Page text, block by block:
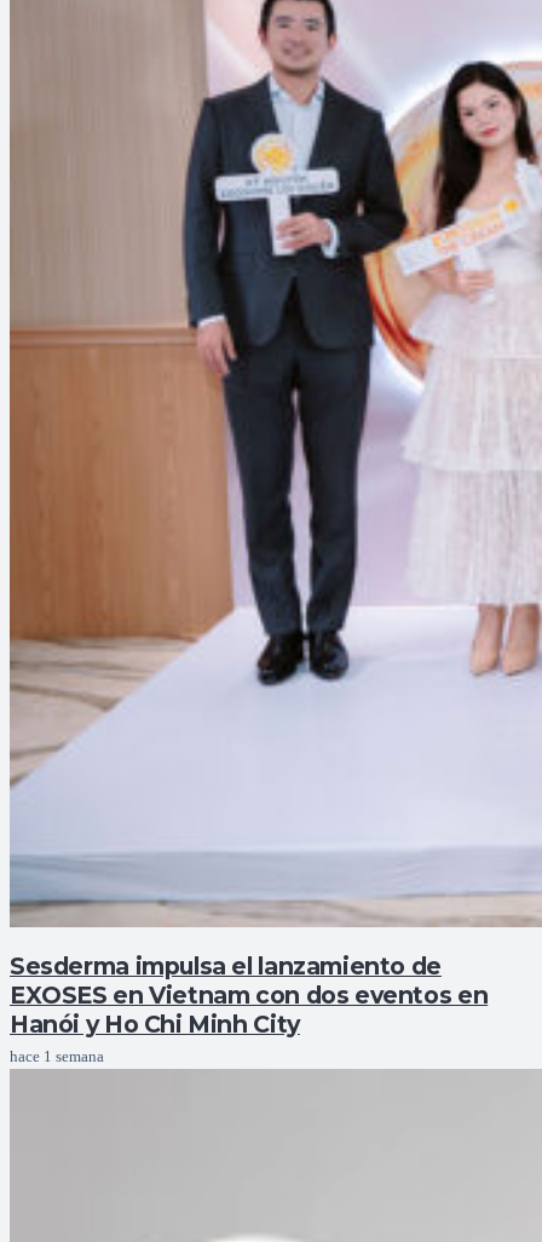
Sesderma impulsa el lanzamiento de
EXOSES en Vietnam con dos eventos en
Hanói y Ho Chi Minh City
hace 1 semana